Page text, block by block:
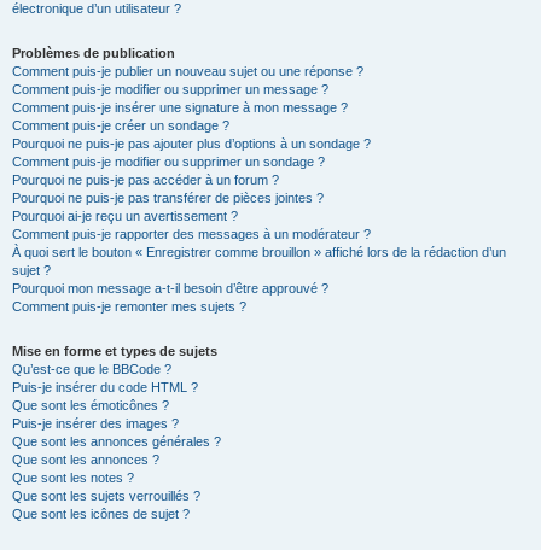
électronique d’un utilisateur ?
Problèmes de publication
Comment puis-je publier un nouveau sujet ou une réponse ?
Comment puis-je modifier ou supprimer un message ?
Comment puis-je insérer une signature à mon message ?
Comment puis-je créer un sondage ?
Pourquoi ne puis-je pas ajouter plus d’options à un sondage ?
Comment puis-je modifier ou supprimer un sondage ?
Pourquoi ne puis-je pas accéder à un forum ?
Pourquoi ne puis-je pas transférer de pièces jointes ?
Pourquoi ai-je reçu un avertissement ?
Comment puis-je rapporter des messages à un modérateur ?
À quoi sert le bouton « Enregistrer comme brouillon » affiché lors de la rédaction d’un
sujet ?
Pourquoi mon message a-t-il besoin d’être approuvé ?
Comment puis-je remonter mes sujets ?
Mise en forme et types de sujets
Qu’est-ce que le BBCode ?
Puis-je insérer du code HTML ?
Que sont les émoticônes ?
Puis-je insérer des images ?
Que sont les annonces générales ?
Que sont les annonces ?
Que sont les notes ?
Que sont les sujets verrouillés ?
Que sont les icônes de sujet ?